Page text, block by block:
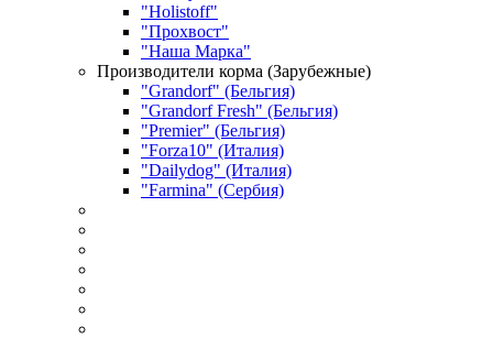
"Holistoff"
"Прохвост"
"Наша Марка"
Производители корма (Зарубежные)
"Grandorf" (Бельгия)
"Grandorf Fresh" (Бельгия)
"Premier" (Бельгия)
"Forza10" (Италия)
"Dailydog" (Италия)
"Farmina" (Сербия)